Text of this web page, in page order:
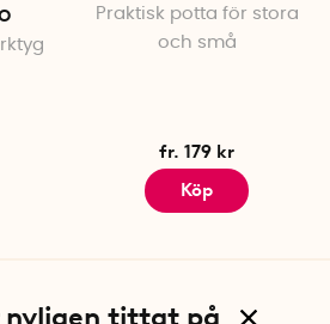
Praktisk potta för stora
och små
fr. 179 kr
Köp
nyligen tittat på